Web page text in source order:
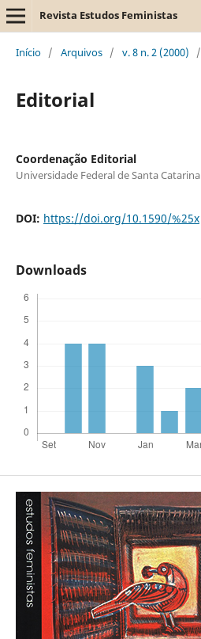
Revista Estudos Feministas
Início / Arquivos / v. 8 n. 2 (2000) /
Editorial
Coordenação Editorial
Universidade Federal de Santa Catarina
DOI: https://doi.org/10.1590/%25x
Downloads